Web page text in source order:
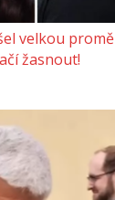
velkou
žasnout!